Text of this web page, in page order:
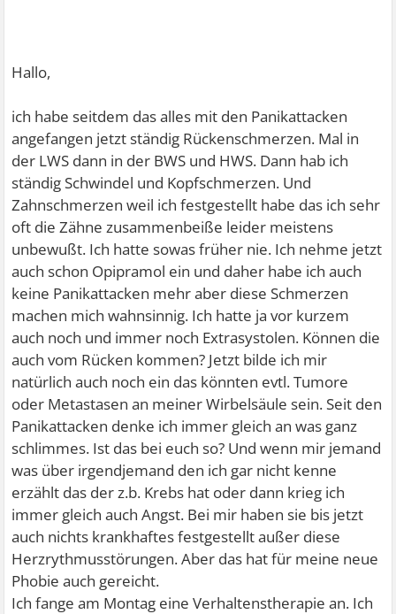
Hallo,
ich habe seitdem das alles mit den Panikattacken
angefangen jetzt ständig Rückenschmerzen. Mal in
der LWS dann in der BWS und HWS. Dann hab ich
ständig Schwindel und Kopfschmerzen. Und
Zahnschmerzen weil ich festgestellt habe das ich sehr
oft die Zähne zusammenbeiße leider meistens
unbewußt. Ich hatte sowas früher nie. Ich nehme jetzt
auch schon Opipramol ein und daher habe ich auch
keine Panikattacken mehr aber diese Schmerzen
machen mich wahnsinnig. Ich hatte ja vor kurzem
auch noch und immer noch Extrasystolen. Können die
auch vom Rücken kommen? Jetzt bilde ich mir
natürlich auch noch ein das könnten evtl. Tumore
oder Metastasen an meiner Wirbelsäule sein. Seit den
Panikattacken denke ich immer gleich an was ganz
schlimmes. Ist das bei euch so? Und wenn mir jemand
was über irgendjemand den ich gar nicht kenne
erzählt das der z.b. Krebs hat oder dann krieg ich
immer gleich auch Angst. Bei mir haben sie bis jetzt
auch nichts krankhaftes festgestellt außer diese
Herzrythmusstörungen. Aber das hat für meine neue
Phobie auch gereicht.
Ich fange am Montag eine Verhaltenstherapie an. Ich